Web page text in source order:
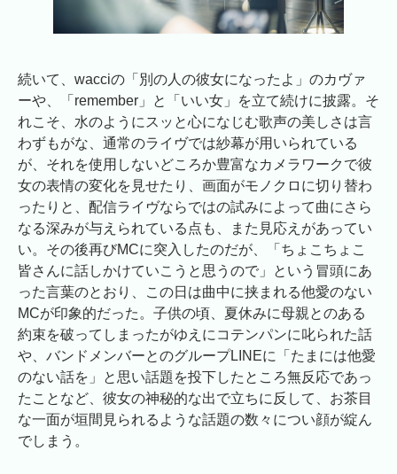
続いて、wacciの「別の人の彼女になったよ」のカヴァ
ーや、「remember」と「いい女」を立て続けに披露。そ
れこそ、水のようにスッと心になじむ歌声の美しさは言
わずもがな、通常のライヴでは紗幕が用いられている
が、それを使用しないどころか豊富なカメラワークで彼
女の表情の変化を見せたり、画面がモノクロに切り替わ
ったりと、配信ライヴならではの試みによって曲にさら
なる深みが与えられている点も、また見応えがあってい
い。その後再びMCに突入したのだが、「ちょこちょこ
皆さんに話しかけていこうと思うので」という冒頭にあ
った言葉のとおり、この日は曲中に挟まれる他愛のない
MCが印象的だった。子供の頃、夏休みに母親とのある
約束を破ってしまったがゆえにコテンパンに叱られた話
や、バンドメンバーとのグループLINEに「たまには他愛
のない話を」と思い話題を投下したところ無反応であっ
たことなど、彼女の神秘的な出で立ちに反して、お茶目
な一面が垣間見られるような話題の数々につい顔が綻ん
でしまう。